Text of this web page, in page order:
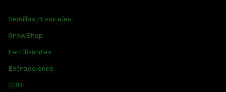
Semillas/Esquejes
GrowShop
Fertilizantes
Extracciones
CBD